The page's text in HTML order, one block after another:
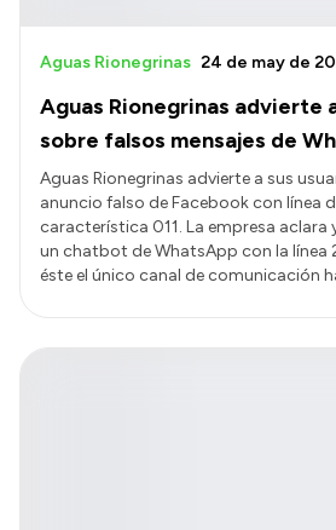
Aguas Rionegrinas advierte
sobre falsos mensajes de
Aguas Rionegrinas 24 de may de
Aguas Rionegrinas advierte a sus
anuncio falso de Facebook con línea
característica 011. La empresa aclara
un chatbot de WhatsApp con la
éste el único canal de comunicación